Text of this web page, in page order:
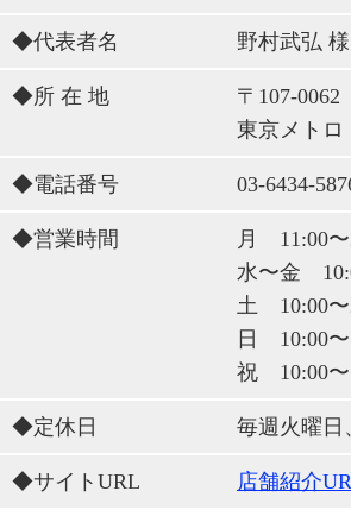
◆代表者名 野村武弘 様
◆所 在 地
〒107-
東京メト
◆電話番号 03-6434-
◆営業時間
月 11:00〜
水〜金
土 10:00〜
日 10:00〜
祝 10:00〜
◆定休日 毎週火曜日
◆サイトURL 店舗紹介